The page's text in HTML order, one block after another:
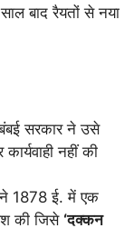
बाद रैयतों से नया
सरकार ने उसे
नहीं की
1878 ई. में एक
पेश की जिसे ‘दक्कन